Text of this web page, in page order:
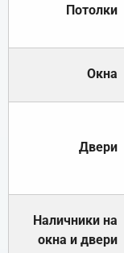
Потолки
Окна
Двери
Наличники на
окна и двери